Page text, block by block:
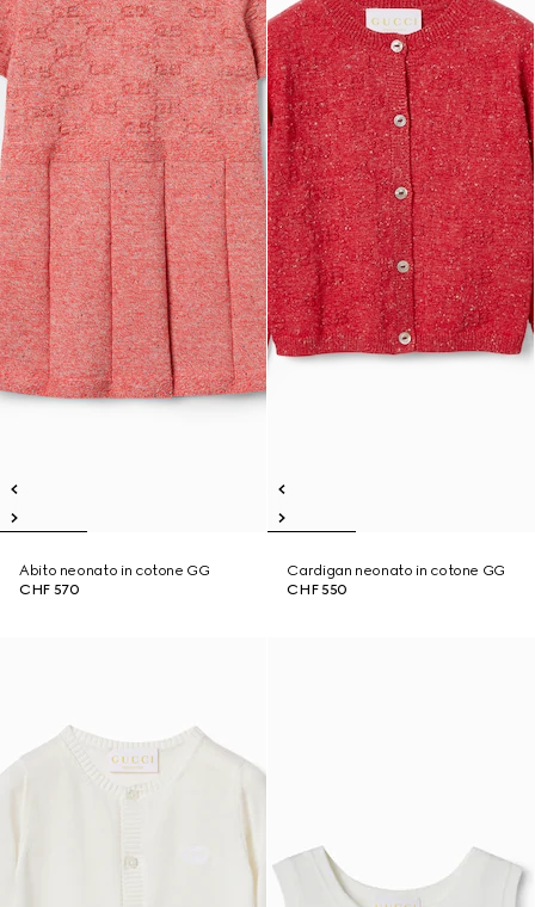
Abito neonato in cotone GG
CHF 570
Cardigan neonato in cotone GG
CHF 550